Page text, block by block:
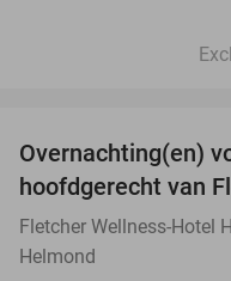
Overnachting(en)
hoofdgerecht van
Fletcher Wellness-Hotel
Helmond